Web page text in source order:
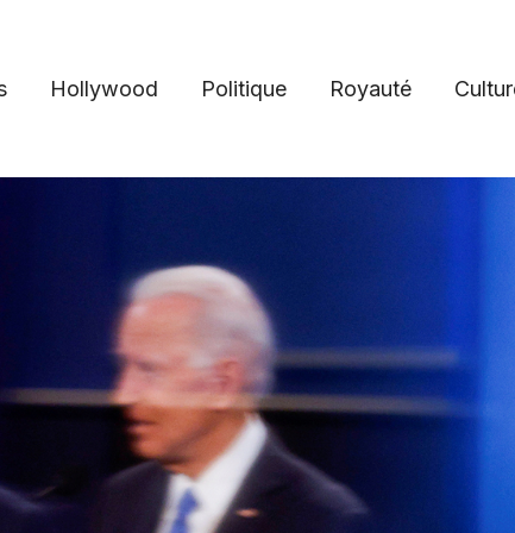
Hollywood Politique Royauté